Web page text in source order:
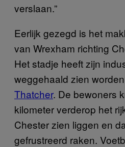
verslaan.”
Eerlijk gezegd is het
van Wrexham richting
Het stadje heeft zijn
weggehaald zien
Thatcher. De bewoners
kilometer verderop het
Chester zien liggen en
gefrustreerd raken.